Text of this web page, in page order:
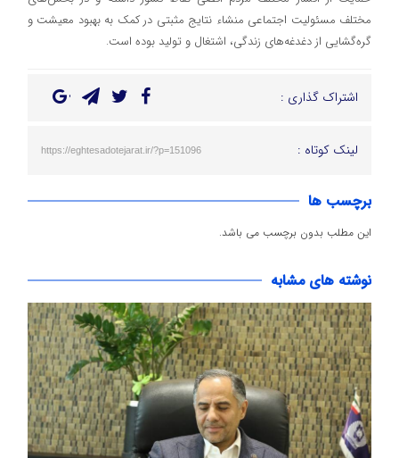
مختلف مسئولیت اجتماعی منشاء نتایج مثبتی در کمک به بهبود معیشت و
گره‌گشایی از دغدغه‌های زندگی، اشتغال و تولید بوده است.​
اشتراک گذاری :
لینک کوتاه : https://eghtesadotejarat.ir/?p=151096
برچسب ها
این مطلب بدون برچسب می باشد.
نوشته های مشابه